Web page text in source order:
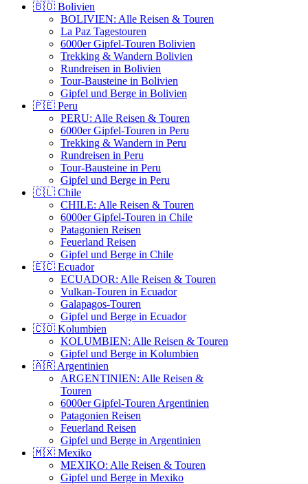
🇧🇴 Bolivien
BOLIVIEN: Alle Reisen & Touren
La Paz Tagestouren
6000er Gipfel-Touren Bolivien
Trekking & Wandern Bolivien
Rundreisen in Bolivien
Tour-Bausteine in Bolivien
Gipfel und Berge in Bolivien
🇵🇪 Peru
PERU: Alle Reisen & Touren
6000er Gipfel-Touren in Peru
Trekking & Wandern in Peru
Rundreisen in Peru
Tour-Bausteine in Peru
Gipfel und Berge in Peru
🇨🇱 Chile
CHILE: Alle Reisen & Touren
6000er Gipfel-Touren in Chile
Patagonien Reisen
Feuerland Reisen
Gipfel und Berge in Chile
🇪🇨 Ecuador
ECUADOR: Alle Reisen & Touren
Vulkan-Touren in Ecuador
Galapagos-Touren
Gipfel und Berge in Ecuador
🇨🇴 Kolumbien
KOLUMBIEN: Alle Reisen & Touren
Gipfel und Berge in Kolumbien
🇦🇷 Argentinien
ARGENTINIEN: Alle Reisen &
Touren
6000er Gipfel-Touren Argentinien
Patagonien Reisen
Feuerland Reisen
Gipfel und Berge in Argentinien
🇲🇽 Mexiko
MEXIKO: Alle Reisen & Touren
Gipfel und Berge in Mexiko